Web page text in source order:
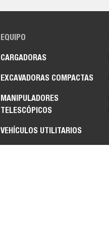
EQUIPO
CARGADORAS
EXCAVADORAS COMPACTAS
MANIPULADORES
TELESCÓPICOS
VEHÍCULOS UTILITARIOS